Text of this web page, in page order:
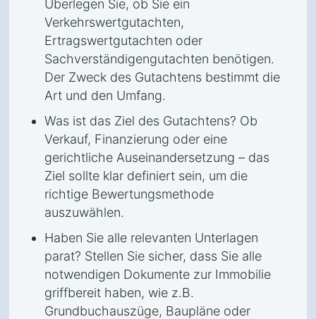
Überlegen Sie, ob Sie ein
Verkehrswertgutachten,
Ertragswertgutachten oder
Sachverständigengutachten benötigen.
Der Zweck des Gutachtens bestimmt die
Art und den Umfang.
Was ist das Ziel des Gutachtens? Ob
Verkauf, Finanzierung oder eine
gerichtliche Auseinandersetzung – das
Ziel sollte klar definiert sein, um die
richtige Bewertungsmethode
auszuwählen.
Haben Sie alle relevanten Unterlagen
parat? Stellen Sie sicher, dass Sie alle
notwendigen Dokumente zur Immobilie
griffbereit haben, wie z.B.
Grundbuchauszüge, Baupläne oder